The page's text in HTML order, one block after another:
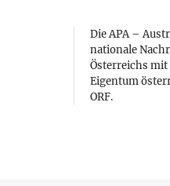
Die APA –
nationale
Österreichs mit
Eigentum
ORF.